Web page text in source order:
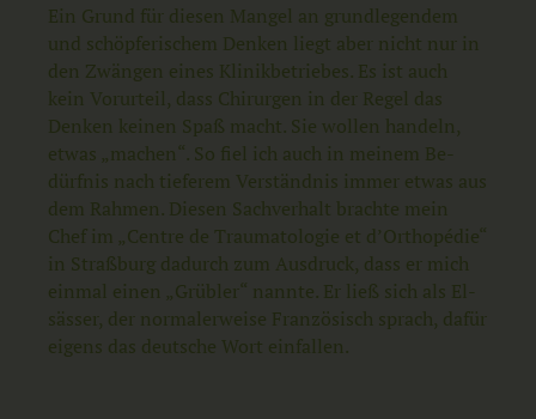
Ein Grund für die­sen Man­gel an grund­le­gen­dem
und schöp­fe­ri­schem Den­ken liegt aber nicht nur in
den Zwän­gen eines Kli­nik­be­trie­bes. Es ist auch
kein Vor­ur­teil, dass Chir­ur­gen in der Regel das
Den­ken kei­nen Spaß macht. Sie wol­len han­deln,
etwas „ma­chen“. So fiel ich auch in mei­nem Be­
dürf­nis nach tie­fe­rem Ver­ständ­nis immer etwas aus
dem Rah­men. Die­sen Sach­ver­halt brach­te mein
Chef im „Cent­re de Trau­ma­to­lo­gie et d’Or­thopé­die“
in Straßburg da­durch zum Aus­druck, dass er mich
ein­mal einen „Grüb­ler“ nann­te. Er ließ sich als El­
säs­ser, der nor­ma­ler­wei­se Fran­zö­sisch sprach, dafür
ei­gens das deut­sche Wort ein­fal­len.